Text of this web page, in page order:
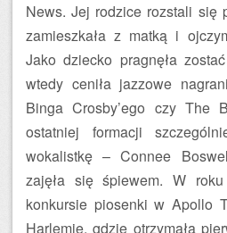
News. Jej rodzice rozstali się
zamieszkała z matką i
Jako dziecko pragnęła
wtedy ceniła jazzowe
Binga Crosby’ego czy The
ostatniej formacji
wokalistkę – Connee
zajęła się śpiewem. W
konkursie piosenki w Apollo
Harlemie, gdzie otrzymała